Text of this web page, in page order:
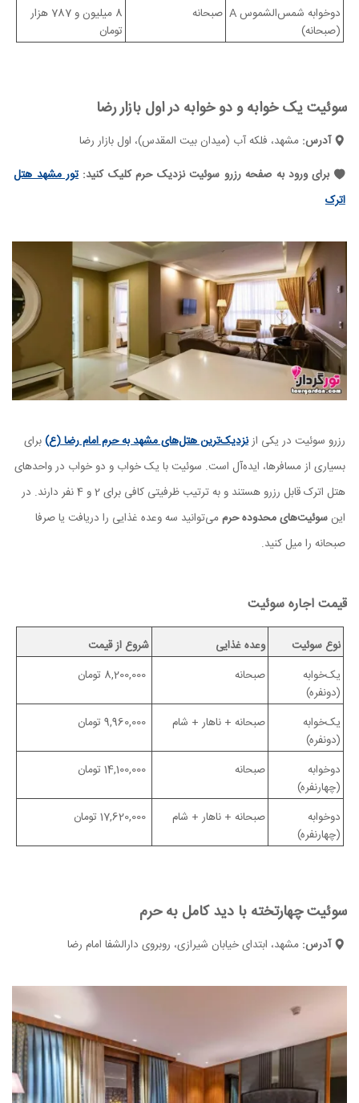
دوخوابه شمس‌الشموس A
(صبحانه)
صبحانه
8 میلیون و 787 هزار
تومان
سوئیت یک خوابه و دو خوابه در اول بازار رضا
آدرس:مشهد، فلکه آب (میدان بیت المقدس)، اول بازار رضا
برای ورود به صفحه رزرو سوئیت نزدیک حرم کلیک کنید: تور مشهد هتل
اترک
رزرو سوئیت در یکی ازنزدیک‌ترین هتل‌های مشهد به حرم امام رضا (ع)برای
بسیاری از مسافرها، ایده‌آل است. سوئیت با یک خواب و دو خواب در واحدهای
هتل اترک قابل رزرو هستند و به ترتیب ظرفیتی کافی برای 2 و 4 نفر دارند. در
اینسوئیت‌های محدوده حرممی‌توانید سه وعده غذایی را دریافت یا صرفا
صبحانه را میل کنید.
قیمت اجاره سوئیت
نوع سوئیت وعده غذایی
شروع از قیمت
یک‌خوابه
(دونفره)
صبحانه 8,200,000 تومان
یک‌خوابه
(دونفره)
صبحانه + ناهار + شام 9,960,000 تومان
دو‌خوابه
(چهارنفره)
صبحانه 14,100,000 تومان
دو‌خوابه
(چهارنفره)
صبحانه + ناهار + شام 17,620,000 تومان
سوئیت چهارتخته با دید کامل به حرم
آدرس:مشهد، ابتدای خیابان شیرازی، روبروی دارالشفا امام رضا